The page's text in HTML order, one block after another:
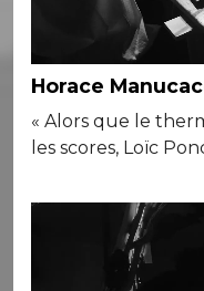
Horace
« Alors que le
les scores, Loïc